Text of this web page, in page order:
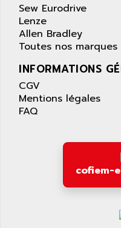
Sew Eurodrive
Lenze
Allen Bradley
Toutes nos marques
INFORMATIONS
CGV
Mentions légales
FAQ
cofiem-